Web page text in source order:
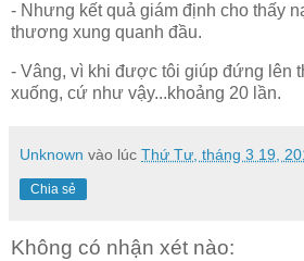
- Nhưng kết quả giám định cho thấy
thương xung quanh đầu.
- Vâng, vì khi được tôi giúp đứng lên
xuống, cứ như vậy...khoảng 20 lần.
Unknown vào lúc Thứ Tư, tháng 3 19,
Chia sẻ
Không có nhận xét nào: